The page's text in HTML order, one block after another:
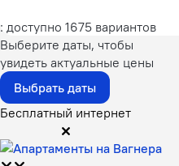
: доступно 1675 вариантов
Выберите даты, чтобы
увидеть актуальные цены
Выбрать даты
Бесплатный интернет